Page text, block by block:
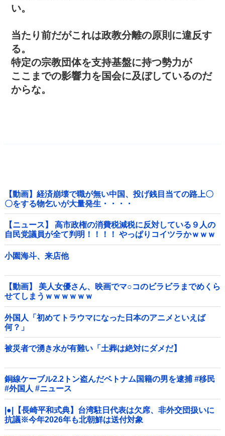
い。
当たり前だがこれは政教分離の原則に違反す
る。
特定の宗教団体を支持基盤に持つ勢力が
ここまでの影響力を国会に及ぼしているのだ
からな。
【動画】経済崩壊で職が無い中国、投げ銭目当ての路上〇
〇をする物乞いが大量発生・・・・
【ニュース】 高市政権の消費税減税に反対している９人の
自民党議員が全て判明！！！！ やっぱりコイツラかｗｗｗ
ｗｗ
小園海斗、来店他
【動画】 美人女優さん、映画でマ○コのビラビラまでめくら
せてしまうｗｗｗｗｗｗ
外国人「初めてトラウマになった日本のアニメといえば
何？」
被災者で湧き水が有難い「土葬は絶対にダメだ】
銅線ケーブル2.2トン盗んだベトナム国籍の男を逮捕 #移民
#外国人 #ニュース
|●|【長崎平和式典】台湾駐日代表は欠席、非外交団扱いに
抗議※今年2026年も北朝鮮は送付対象